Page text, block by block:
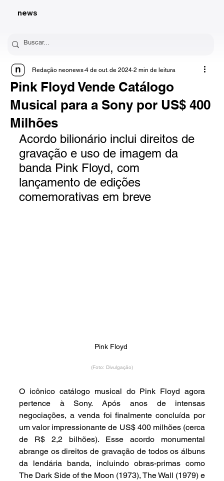
news
Pink Floyd Vende Catálogo
Musical para a Sony por US$ 400
Milhões
Redação neonews 4 de out. de 2024 2 min de leitura
Acordo bilionário inclui direitos de
gravação e uso de imagem da
banda Pink Floyd, com
lançamento de edições
comemorativas em breve
Pink Floyd
(Foto: Divulgação)
O icônico catálogo musical do Pink Floyd agora
pertence à Sony. Após anos de intensas
negociações, a venda foi finalmente concluída por
um valor impressionante de US$ 400 milhões (cerca
de R$ 2,2 bilhões). Esse acordo monumental
abrange os direitos de gravação de todos os álbuns
da lendária banda, incluindo obras-primas como
The Dark Side of the Moon (1973), The Wall (1979) e